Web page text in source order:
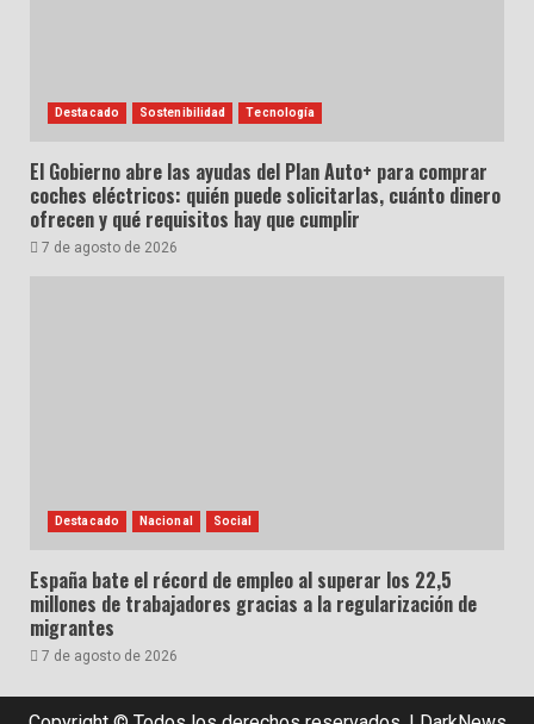
Destacado Sostenibilidad Tecnología
El Gobierno abre las ayudas del Plan Auto+ para comprar
coches eléctricos: quién puede solicitarlas, cuánto dinero
ofrecen y qué requisitos hay que cumplir
7 de agosto de 2026
Destacado Nacional Social
España bate el récord de empleo al superar los 22,5
millones de trabajadores gracias a la regularización de
migrantes
7 de agosto de 2026